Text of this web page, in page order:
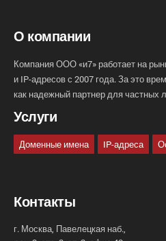
О компании
Компания ООО «и7» работает на
и IP-адресов с 2007 года. За это
как надежный партнер для частных
Услуги
Доменные имена IP-адреса
Контакты
г. Москва, Павелецкая наб.,